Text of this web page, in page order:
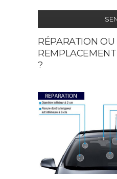
This
field
should
left
blank
RÉPARATION OU
?